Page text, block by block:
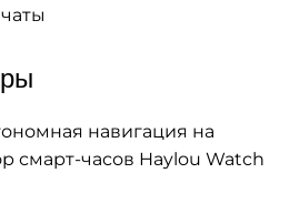
навигация на
смарт-часов Haylou Watch